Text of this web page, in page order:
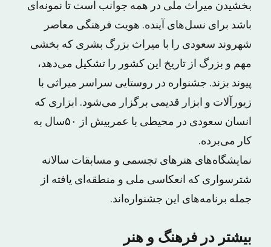
بخشیدن میراث ملی در همه جوانب است تا نمونه‌ای
باشد برای نسل‌های آینده. هویت فرهنگی معاصر
شهروند سعودی را با میراث بزرگ بشری که بخشی
مهم و بزرگ از تاریخ این کشور را تشکیل می‌دهد،
پیوند بزند. جشنواره در روستایی سراسر میراثی با
زیورآلات و ابزار قدیمی برگزار می‌شود. ابزاری که
انسان سعودی در محیطی با عمربیش از ۵۰سال به
کار می‌برده.
نمایشگاه‌های هنرهای تجسمی و مسابقات سالانه
شترسواری که انعکاسی ملی و منطقه‌ای یافته از
جمله برنامه‌های این جشنواره‌اند.
بیشتر در فرهنگ و هنر